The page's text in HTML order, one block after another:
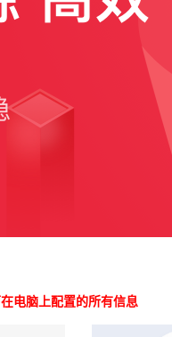
电脑上配置的所有信息